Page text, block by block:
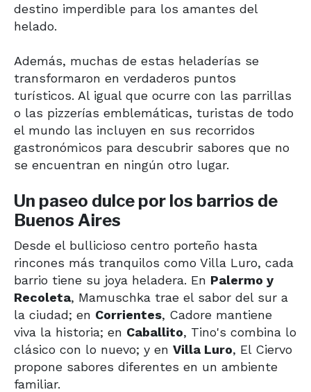
destino imperdible para los amantes del
helado.
Además, muchas de estas heladerías se
transformaron en verdaderos puntos
turísticos. Al igual que ocurre con las parrillas
o las pizzerías emblemáticas, turistas de todo
el mundo las incluyen en sus recorridos
gastronómicos para descubrir sabores que no
se encuentran en ningún otro lugar.
Un paseo dulce por los barrios de
Buenos Aires
Desde el bullicioso centro porteño hasta
rincones más tranquilos como Villa Luro, cada
barrio tiene su joya heladera. En Palermo y
Recoleta, Mamuschka trae el sabor del sur a
la ciudad; en Corrientes, Cadore mantiene
viva la historia; en Caballito, Tino's combina lo
clásico con lo nuevo; y en Villa Luro, El Ciervo
propone sabores diferentes en un ambiente
familiar.